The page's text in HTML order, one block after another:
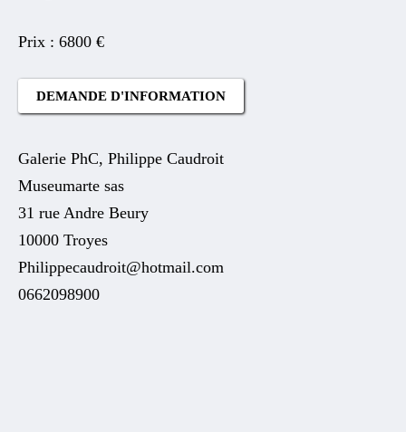
6800 €
DEMANDE D'INFORMATION
Galerie PhC, Philippe Caudroit
Museumarte sas
31 rue Andre Beury
10000 Troyes
Philippecaudroit@hotmail.com
0662098900